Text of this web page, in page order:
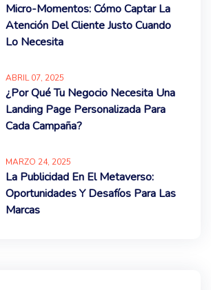
Micro-Momentos: Cómo Captar La
Atención Del Cliente Justo Cuando
Lo Necesita
ABRIL07, 2025
¿Por Qué Tu Negocio Necesita Una
Landing Page Personalizada Para
Cada Campaña?
MARZO 24, 2025
La Publicidad En El Metaverso:
Oportunidades Y Desafíos Para Las
Marcas